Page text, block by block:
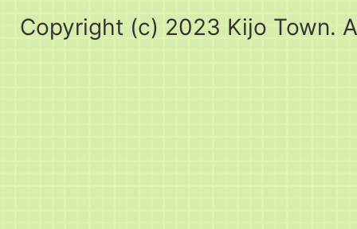
Copyright (c) 2023 Kijo Town.